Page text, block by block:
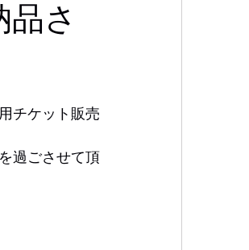
さ
チケット販売
過ごさせて頂